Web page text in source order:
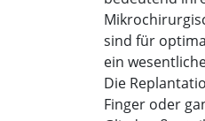
sind für
ein
Die
Finger oder